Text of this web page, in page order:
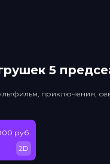
5
приключения,
руб.
2D